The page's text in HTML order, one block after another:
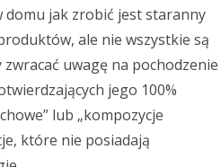
jak zrobić jest staranny
ale nie wszystkie są
uwagę na pochodzenie
jego 100%
lub „kompozycje
które nie posiadają